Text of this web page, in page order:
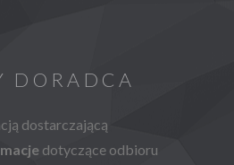
DORADCA
dostarczającą
dotyczące odbioru